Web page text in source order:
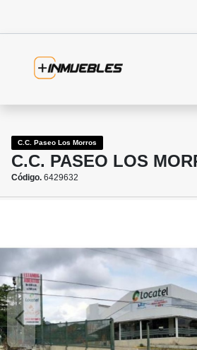
C.C. Paseo Los Morros
C.C. PASEO LOS
Código. 6429632